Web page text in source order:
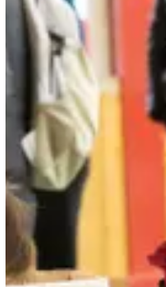
Savigny
69 - Rhône
Courses
25 km
+1200
08:30
Trail
Trail court
Inscriptions
Les inscriptions sont terminées
Plus d'info